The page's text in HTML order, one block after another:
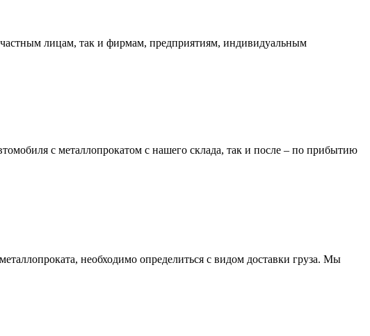
лицам, так и фирмам, предприятиям, индивидуальным
с металлопрокатом с нашего склада, так и после – по прибытию
необходимо определиться с видом доставки груза. Мы